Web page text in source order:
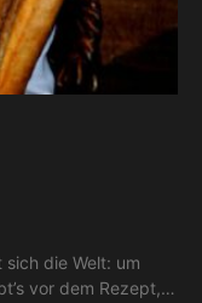
sich die Welt: um
vor dem Rezept,…